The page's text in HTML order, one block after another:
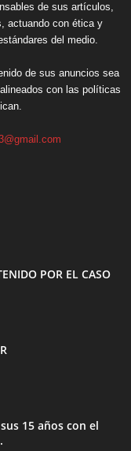
de sus artículos,
actuando con ética y
del medio.
de sus anuncios sea
con las políticas
POR EL CASO
15 años con el